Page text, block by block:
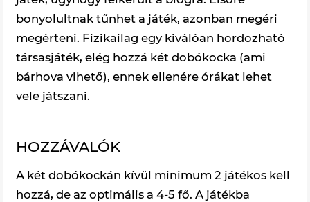
bonyolultnak tűnhet a játék, azonban megéri
megérteni. Fizikailag egy kiválóan hordozható
társasjáték, elég hozzá két dobókocka (ami
bárhova vihető), ennek ellenére órákat lehet
vele játszani.
HOZZÁVALÓK
A két dobókockán kívül minimum 2 játékos kell
hozzá, de az optimális a 4-5 fő. A játékba